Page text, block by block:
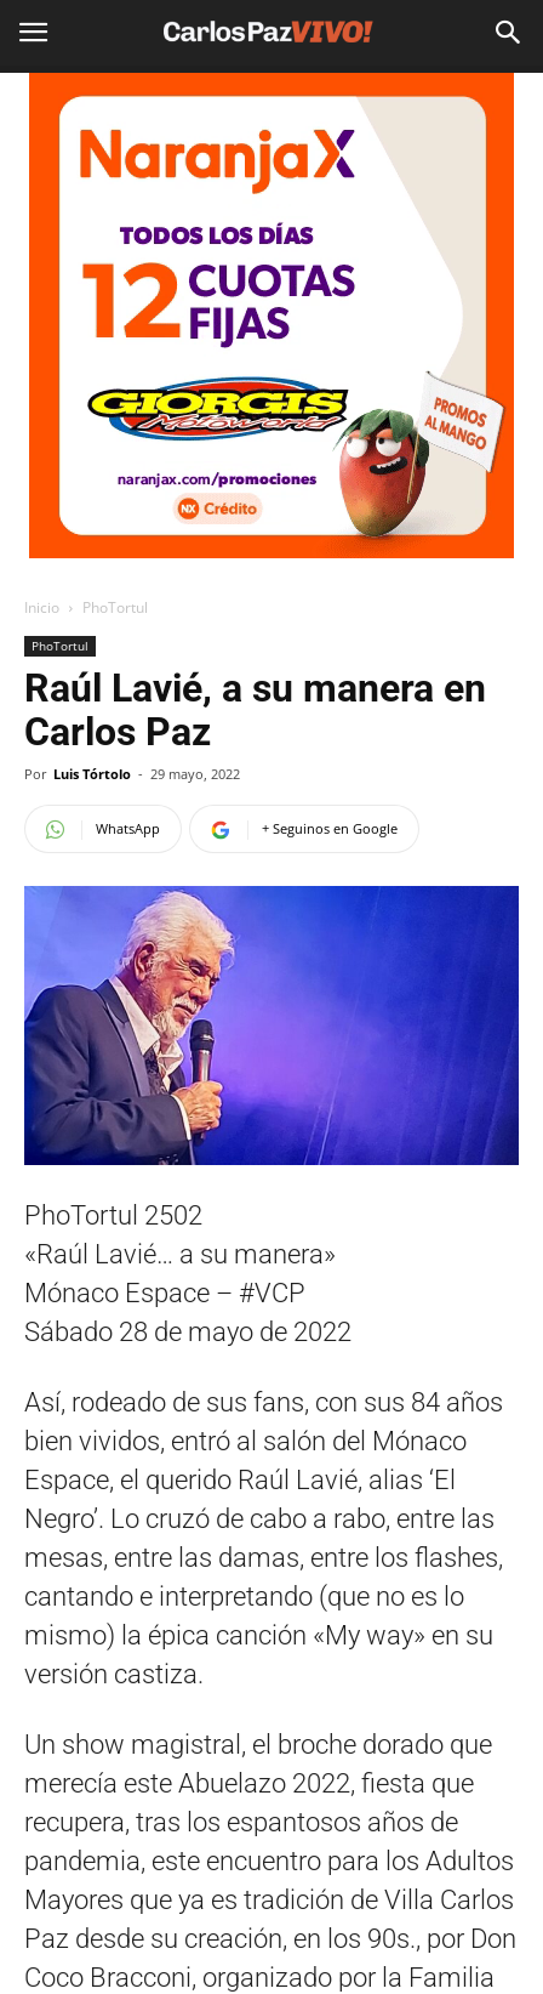
Inicio PhoTortul
PhoTortul
Raúl Lavié, a su manera en
Carlos Paz
Por Luis Tórtolo - 29 mayo, 2022
WhatsApp + Seguinos en Google
PhoTortul 2502
«Raúl Lavié… a su manera»
Mónaco Espace – #VCP
Sábado 28 de mayo de 2022
Así, rodeado de sus fans, con sus 84 años
bien vividos, entró al salón del Mónaco
Espace, el querido Raúl Lavié, alias ‘El
Negro’. Lo cruzó de cabo a rabo, entre las
mesas, entre las damas, entre los flashes,
cantando e interpretando (que no es lo
mismo) la épica canción «My way» en su
versión castiza.
Un show magistral, el broche dorado que
merecía este Abuelazo 2022, fiesta que
recupera, tras los espantosos años de
pandemia, este encuentro para los Adultos
Mayores que ya es tradición de Villa Carlos
Paz desde su creación, en los 90s., por Don
Coco Bracconi, organizado por la Familia